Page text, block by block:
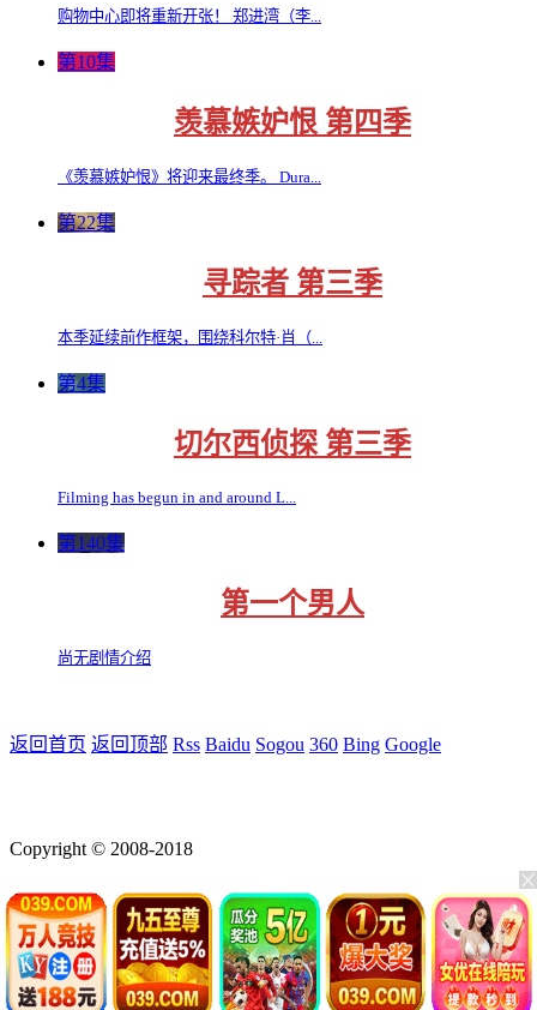
购物中心即将重新开张！ 郑进湾（李...
第10集
羡慕嫉妒恨 第四季
《羡慕嫉妒恨》将迎来最终季。 Dura...
第22集
寻踪者 第三季
本季延续前作框架，围绕科尔特·肖（...
第4集
切尔西侦探 第三季
Filming has begun in and around L...
第140集
第一个男人
尚无剧情介绍
返回首页 返回顶部 Rss Baidu Sogou 360 Bing Google
Copyright © 2008-2018